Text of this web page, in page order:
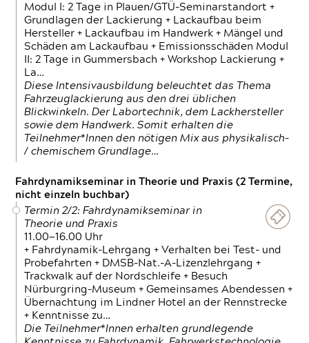
Modul I: 2 Tage in Plauen/GTÜ-Seminarstandort +
Grundlagen der Lackierung + Lackaufbau beim
Hersteller + Lackaufbau im Handwerk + Mängel und
Schäden am Lackaufbau + Emissionsschäden Modul
II: 2 Tage in Gummersbach + Workshop Lackierung +
La…
Diese Intensivausbildung beleuchtet das Thema
Fahrzeuglackierung aus den drei üblichen
Blickwinkeln. Der Labortechnik, dem Lackhersteller
sowie dem Handwerk. Somit erhalten die
Teilnehmer*Innen den nötigen Mix aus physikalisch-
/ chemischem Grundlage…
Fahrdynamikseminar in Theorie und Praxis (2 Termine,
nicht einzeln buchbar)
Termin 2/2: Fahrdynamikseminar in
Theorie und Praxis
11.00—16.00 Uhr
+ Fahrdynamik-Lehrgang + Verhalten bei Test- und
Probefahrten + DMSB-Nat.-A-Lizenzlehrgang +
Trackwalk auf der Nordschleife + Besuch
Nürburgring-Museum + Gemeinsames Abendessen +
Übernachtung im Lindner Hotel an der Rennstrecke
+ Kenntnisse zu…
Die Teilnehmer*Innen erhalten grundlegende